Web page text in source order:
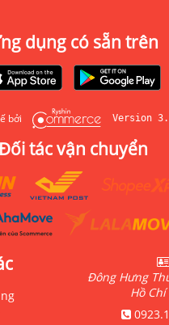
dụng có sẵn trên
bởi Version
tác vận chuyển
Đông Hưng
Hồ